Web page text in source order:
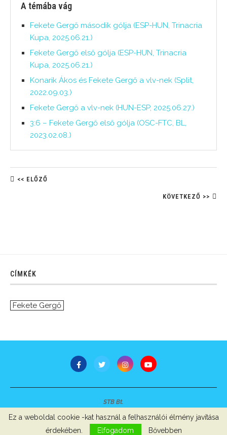
A témába vág
Fekete Gergő második gólja (ESP-HUN, Trinacria
Kupa, 2025.06.21.)
Fekete Gergő első gólja (ESP-HUN, Trinacria
Kupa, 2025.06.21.)
Konarik Ákos és Fekete Gergő a vlv-nek (Split,
2022.09.03.)
Fekete Gergő a vlv-nek (HUN-ESP, 2025.06.27.)
3:6 – Fekete Gergő első gólja (OSC-FTC, BL,
2023.02.08.)
<< ELŐZŐ
KÖVETKEZŐ >>
CÍMKÉK
Fekete Gergő
STB Bt.
Szerzői jogok, adatvédelem Impresszum
Ez a weboldal cookie -kat használ a felhasználói élmény javítása
érdekében.
Elfogadom Bővebben